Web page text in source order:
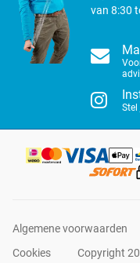
van 8:30
Stel
Algemene voorwaarden
Cookies
Copyright